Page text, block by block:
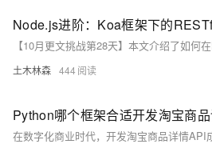
Node.js进阶：Koa框架下的
土木林森 444
Python哪个框架合适开发淘宝商品